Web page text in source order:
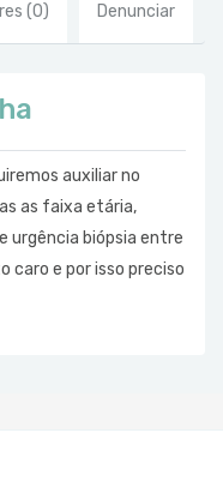
(0) Denunciar
auxiliar no
as faixa etária,
urgência biópsia entre
caro e por isso preciso